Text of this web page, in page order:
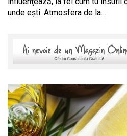
unde eşti. Atmosfera de la…